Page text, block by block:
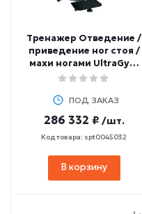
Тренажер Отведение /
приведение ног стоя /
махи ногами UltraGym
UG-IN1923
ПОД ЗАКАЗ
286 332 ₽ /шт.
Код товара: spt0045032
В корзину